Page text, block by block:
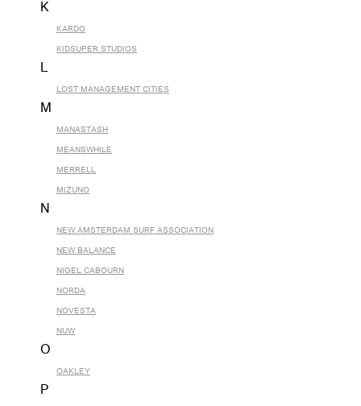
K
KARDO
KIDSUPER STUDIOS
L
LOST MANAGEMENT CITIES
M
MANASTASH
MEANSWHILE
MERRELL
MIZUNO
N
NEW AMSTERDAM SURF ASSOCIATION
NEW BALANCE
NIGEL CABOURN
NORDA
NOVESTA
NUW
O
OAKLEY
P